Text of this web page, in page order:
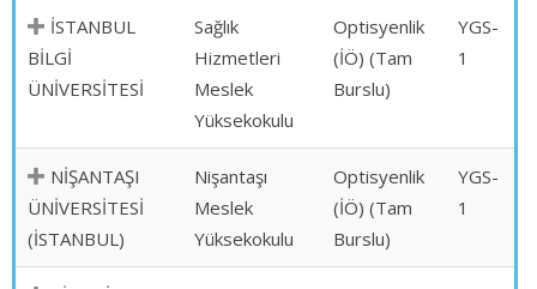
İSTANBUL
BİLGİ
ÜNİVERSİTESİ
Sağlık
Hizmetleri
Meslek
Yüksekokulu
Optisyenlik
(İÖ) (Tam
Burslu)
YGS-
1
NİŞANTAŞI
ÜNİVERSİTESİ
(İSTANBUL)
Nişantaşı
Meslek
Yüksekokulu
Optisyenlik
(İÖ) (Tam
Burslu)
YGS-
1